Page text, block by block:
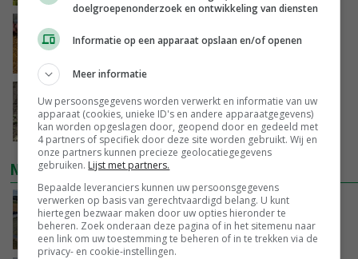
varkensvleesketen
Emmeloord noteert eerste zaaiuien op
maximaal 20 euro
GISTEREN, 14:59
NIEUWSTE VIDEO'S
Droogte veroorzaakt steeds meer problemen:
‘Bassin afgelopen week al leeg’
GISTEREN, 14:06
doelgroepenonderzoek en ontwikkeling van diensten
Informatie op een apparaat opslaan en/of openen
Meer informatie
Uw persoonsgegevens worden verwerkt en informatie van uw
apparaat (cookies, unieke ID's en andere apparaatgegevens)
kan worden opgeslagen door, geopend door en gedeeld met
4 partners of specifiek door deze site worden gebruikt. Wij en
onze partners kunnen precieze geolocatiegegevens
gebruiken. Lijst met partners.
Bepaalde leveranciers kunnen uw persoonsgegevens
verwerken op basis van gerechtvaardigd belang. U kunt
hiertegen bezwaar maken door uw opties hieronder te
beheren. Zoek onderaan deze pagina of in het sitemenu naar
een link om uw toestemming te beheren of in te trekken via de
privacy- en cookie-instellingen.